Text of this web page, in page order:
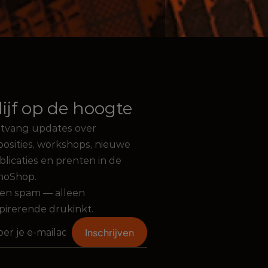
op de hoogte
updates over
workshops, nieuwe
en prenten in de
spam — alleen
drukinkt.